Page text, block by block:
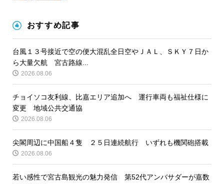
おすすめ記事
台風１３号接近で空の便大混乱全日空やＪＡＬ、ＳＫＹ７日か
ら大量欠航 宮古路線...
2026.08.06
チョイソコ友利線、比嘉エリア追加へ 運行車両も福祉仕様に
変更 地域公共交通協
2026.08.06
尖閣周辺に中国船４隻 ２５日連続航行 いずれも機関砲搭載
2026.08.06
若い感性で宮古島観光の魅力発信 第52代アンバサダーが嘉数